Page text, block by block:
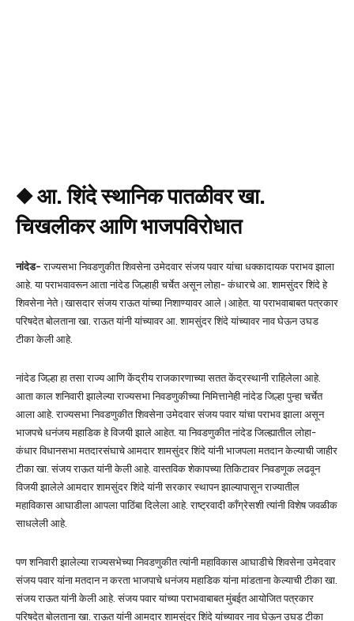
◆आ. शिंदेस्थानिक पातळीवर खा.
चिखलीकर आणि भाजपविरोधात
नांदेड-राज्यसभा निवडणुकीत शिवसेना उमेदवार संजय पवार यांचा धक्कादायक पराभव झाला
आहे. या पराभवावरून आता नांदेड जिल्हाही चर्चेत असून लोहा- कंधारचे आ. शामसुंदर शिंदे हे
शिवसेना नेते।खासदार संजय राऊत यांच्या निशाण्यावर आले।आहेत. या पराभवाबाबत पत्रकार
परिषदेत बोलताना खा. राऊत यांनी यांच्यावर आ. शामसुंदर शिंदे यांच्यावर नाव घेऊन उघड
टीका केली आहे.
नांदेड जिल्हा हा तसा राज्य आणि केंद्रीय राजकारणाच्या सतत केंद्रस्थानी राहिलेला आहे.
आता काल शनिवारी झालेल्या राज्यसभा निवडणुकीच्या निमित्तानेही नांदेड जिल्हा पुन्हा चर्चेत
आला आहे. राज्यसभा निवडणुकीत शिवसेना उमेदवार संजय पवार यांचा पराभव झाला असून
भाजपचे धनंजय महाडिक हे विजयी झाले आहेत. या निवडणुकीत नांदेड जिल्ह्यातील लोहा-
कंधार विधानसभा मतदारसंघाचे आमदार शामसुंदर शिंदे यांनी भाजपला मतदान केल्याची जाहीर
टीका खा. संजय राऊत यांनी केली आहे. वास्तविक शेकापच्या तिकिटावर निवडणूक लढवून
विजयी झालेले आमदार शामसुंदर शिंदे यांनी सरकार स्थापन झाल्यापासून राज्यातील
महाविकास आघाडीला आपला पाठिंबा दिलेला आहे. राष्ट्रवादी काँग्रेसशी त्यांनी विशेष जवळीक
साधलेली आहे.
पण शनिवारी झालेल्या राज्यसभेच्या निवडणुकीत त्यांनी महाविकास आघाडीचे शिवसेना उमेदवार
संजय पवार यांना मतदान न करता भाजपाचे धनंजय महाडिक यांना मांडताना केल्याची टीका खा.
संजय राऊत यांनी केली आहे. संजय पवार यांच्या पराभवाबाबत मुंबईत आयोजित पत्रकार
परिषदेत बोलताना खा. राऊत यांनी आमदार शामसुंदर शिंदे यांच्यावर नाव घेऊन उघड टीका